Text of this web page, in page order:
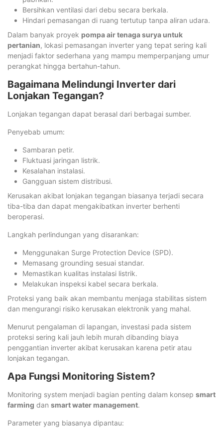
Bersihkan ventilasi dari debu secara berkala.
Hindari pemasangan di ruang tertutup tanpa aliran udara.
Dalam banyak proyek pompa air tenaga surya untuk
pertanian, lokasi pemasangan inverter yang tepat sering kali
menjadi faktor sederhana yang mampu memperpanjang umur
perangkat hingga bertahun-tahun.
Bagaimana Melindungi Inverter dari
Lonjakan Tegangan?
Lonjakan tegangan dapat berasal dari berbagai sumber.
Penyebab umum:
Sambaran petir.
Fluktuasi jaringan listrik.
Kesalahan instalasi.
Gangguan sistem distribusi.
Kerusakan akibat lonjakan tegangan biasanya terjadi secara
tiba-tiba dan dapat mengakibatkan inverter berhenti
beroperasi.
Langkah perlindungan yang disarankan:
Menggunakan Surge Protection Device (SPD).
Memasang grounding sesuai standar.
Memastikan kualitas instalasi listrik.
Melakukan inspeksi kabel secara berkala.
Proteksi yang baik akan membantu menjaga stabilitas sistem
dan mengurangi risiko kerusakan elektronik yang mahal.
Menurut pengalaman di lapangan, investasi pada sistem
proteksi sering kali jauh lebih murah dibanding biaya
penggantian inverter akibat kerusakan karena petir atau
lonjakan tegangan.
Apa Fungsi Monitoring Sistem?
Monitoring system menjadi bagian penting dalam konsep smart
farming dan smart water management.
Parameter yang biasanya dipantau: